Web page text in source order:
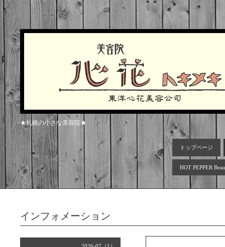
★札幌の小さな美容院★
トップページ
HOT PEPPER
インフォメーション